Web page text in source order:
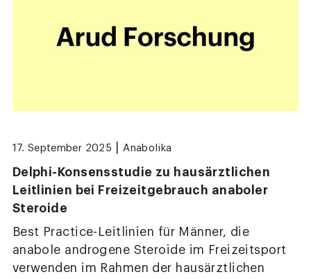
17. September 2025 Anabolika
Delphi-Konsensstudie zu hausärztlichen
Leitlinien bei Freizeitgebrauch anaboler
Steroide
Best Practice-Leitlinien für Männer, die
anabole androgene Steroide im Freizeitsport
verwenden im Rahmen der hausärztlichen